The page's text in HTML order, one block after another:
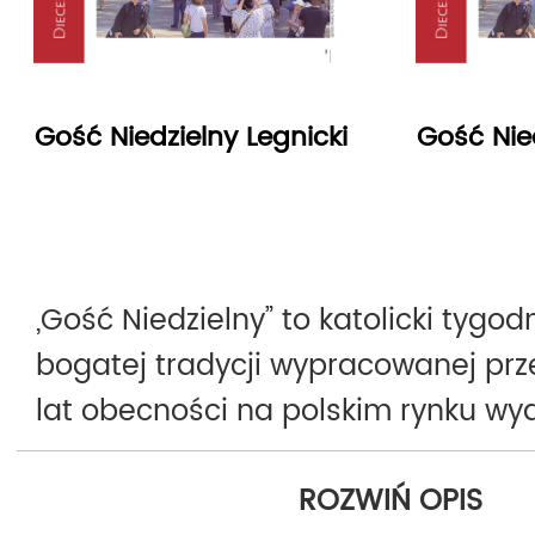
Gość Niedzielny Legnicki Gość
„Gość Niedzielny” to katolicki
bogatej tradycji wypracowanej
lat obecności na polskim rynku
Pierwszy numer ukazał się 9
Obecnie jest najchętniejROZWIŃ OPIS